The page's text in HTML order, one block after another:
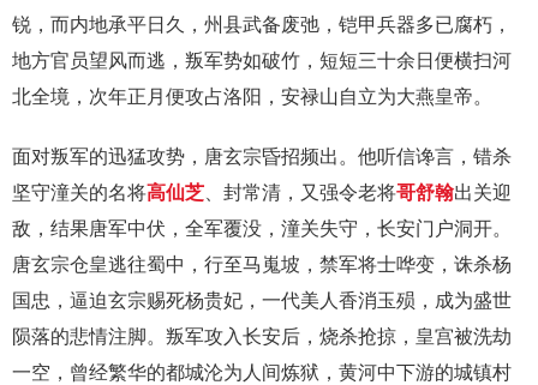
锐，而内地承平日久，州县武备废弛，铠甲兵器多已腐朽，
地方官员望风而逃，叛军势如破竹，短短三十余日便横扫河
北全境，次年正月便攻占洛阳，安禄山自立为大燕皇帝。
面对叛军的迅猛攻势，唐玄宗昏招频出。他听信谗言，错杀
坚守潼关的名将高仙芝 、封常清，又强令老将哥舒翰出关迎
敌，结果唐军中伏，全军覆没，潼关失守，长安门户洞开。
唐玄宗仓皇逃往蜀中，行至马嵬坡，禁军将士哗变，诛杀杨
国忠，逼迫玄宗赐死杨贵妃，一代美人香消玉殒，成为盛世
陨落的悲情注脚。叛军攻入长安后，烧杀抢掠，皇宫被洗劫
一空，曾经繁华的都城沦为人间炼狱，黄河中下游的城镇村